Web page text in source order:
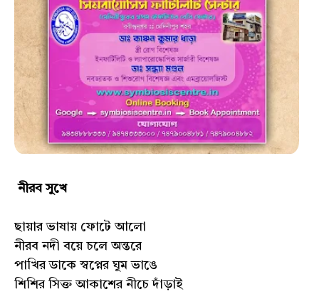
নীরব সুখে
ছায়ার ভাষায় ফোটে আলো
নীরব নদী বয়ে চলে অন্তরে
পাখির ডাকে স্বপ্নের ঘুম ভাঙে
শিশির সিক্ত আকাশের নীচে দাঁড়াই